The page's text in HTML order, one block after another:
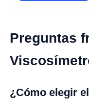
Preguntas
¿Cómo elegir